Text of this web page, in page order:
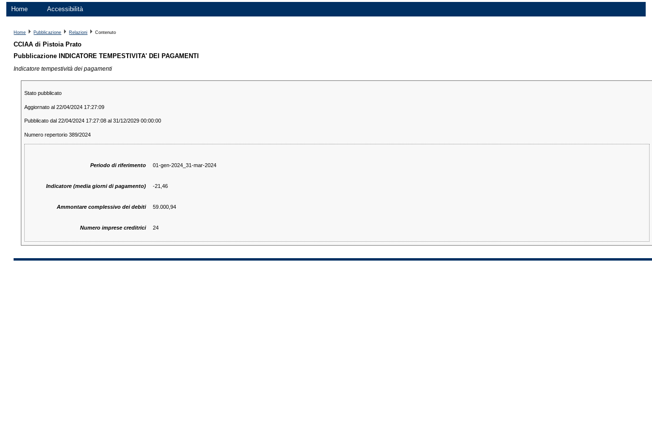
Home Accessibilità
Home Pubblicazione Relazioni Contenuto
CCIAA di Pistoia Prato
Pubblicazione INDICATORE TEMPESTIVITA' DEI PAGAMENTI
Indicatore tempestività dei pagamenti
Stato pubblicato
Aggiornato al 22/04/2024 17:27:09
Pubblicato dal 22/04/2024 17:27:08 al 31/12/2029 00:00:00
Numero repertorio 389/2024
Periodo di riferimento 01-gen-2024_31-mar-2024
Indicatore (media giorni di pagamento) -21,46
Ammontare complessivo dei debiti 59.000,94
Numero imprese creditrici 24